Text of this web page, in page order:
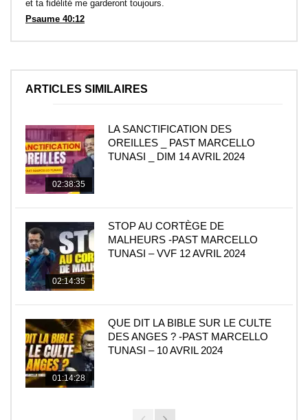
et ta fidélité me garderont toujours.
Psaume 40:12
ARTICLES SIMILAIRES
02:38:35
LA SANCTIFICATION DES
OREILLES _ PAST MARCELLO
TUNASI _ DIM 14 AVRIL 2024
02:14:35
STOP AU CORTÈGE DE
MALHEURS -PAST MARCELLO
TUNASI – VVF 12 AVRIL 2024
01:14:28
QUE DIT LA BIBLE SUR LE CULTE
DES ANGES ? -PAST MARCELLO
TUNASI – 10 AVRIL 2024